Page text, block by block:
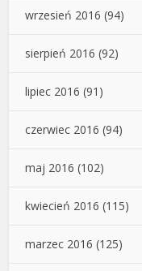
wrzesień 2016 (94)
sierpień 2016 (92)
lipiec 2016 (91)
czerwiec 2016 (94)
maj 2016 (102)
kwiecień 2016 (115)
marzec 2016 (125)